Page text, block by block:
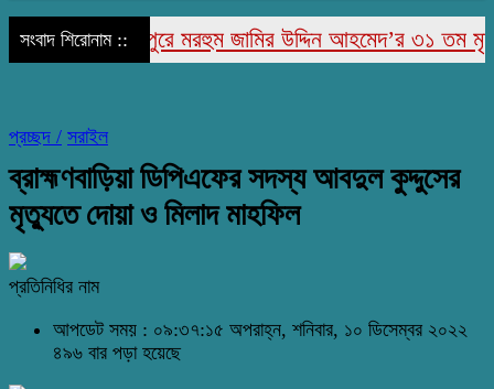
সংবাদ শিরোনাম ::রাজাপুরে মরহুম জামির উদ্দিন আহমেদ’র ৩১ তম মৃত্যু
প্রচ্ছদ / সরাইল
ব্রাহ্মণবাড়িয়া ডিপিএফের সদস্য আবদুল কুদ্দুসের
মৃত্যুতে দোয়া ও মিলাদ মাহফিল
প্রতিনিধির নাম
আপডেট সময় : ০৯:৩৭:১৫ অপরাহ্ন, শনিবার, ১০ ডিসেম্বর ২০২২
৪৯৬ বার পড়া হয়েছে